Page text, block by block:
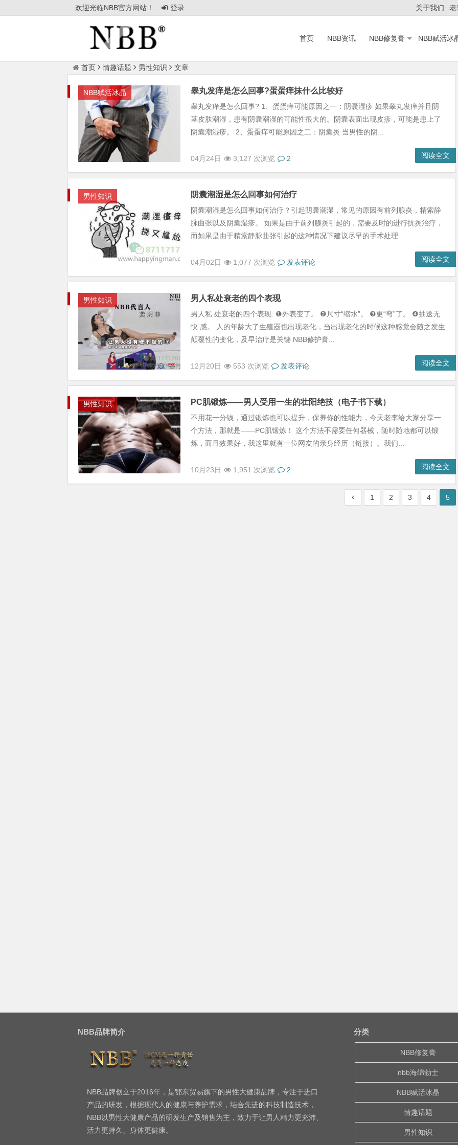
欢迎光临NBB官方网站！ 登录 关于我们 老
首页 NBB资讯 NBB修复膏 NBB赋活冰
首页 情趣话题 男性知识 文章
NBB赋活冰晶 睾丸发痒是怎么回事?蛋蛋痒抹什么比较好
睾丸发痒是怎么回事? 1、蛋蛋痒可能原因之一：阴囊湿疹 如果睾丸发痒并且阴
茎皮肤潮湿，患有阴囊潮湿的可能性很大的。阴囊表面出现皮疹，可能是患上了
阴囊潮湿疹。 2、蛋蛋痒可能原因之二：阴囊炎 当男性的阴...
04月24日 3,127 次浏览 2 阅读全文
男性知识 阴囊潮湿是怎么回事如何治疗
阴囊潮湿是怎么回事如何治疗？引起阴囊潮湿，常见的原因有前列腺炎，精索静
脉曲张以及阴囊湿疹。 如果是由于前列腺炎引起的，需要及时的进行抗炎治疗，
而如果是由于精索静脉曲张引起的这种情况下建议尽早的手术处理...
04月02日 1,077 次浏览 发表评论 阅读全文
男性知识 男人私处衰老的四个表现
男人私 处衰老的四个表现: ❶外表变了。 ❷尺寸“缩水”。 ❸更“弯”了。 ❹抽送无
快 感。 人的年龄大了生殖器也出现老化，当出现老化的时候这种感觉会随之发生
颠覆性的变化，及早治疗是关键 NBB修护膏...
12月20日 553 次浏览 发表评论 阅读全文
男性知识 PC肌锻炼——男人受用一生的壮阳绝技（电子书下载）
不用花一分钱，通过锻炼也可以提升，保养你的性能力，今天老李给大家分享一
个方法，那就是——PC肌锻炼！ 这个方法不需要任何器械，随时随地都可以锻
炼，而且效果好，我这里就有一位网友的亲身经历（链接）。我们...
10月23日 1,951 次浏览 2 阅读全文
1 2 3 4 5
NBB品牌简介
NBB品牌创立于2016年，是鄂东贸易旗下的男性大健康品牌，专注于进口
产品的研发，根据现代人的健康与养护需求，结合先进的科技制造技术，
NBB以男性大健康产品的研发生产及销售为主，致力于让男人精力更充沛、
活力更持久、身体更健康。
分类
NBB修复膏
nbb海绵勃士
NBB赋活冰晶
情趣话题
男性知识